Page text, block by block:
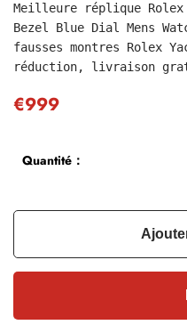
Meilleure réplique Rolex
Bezel Blue Dial Mens
fausses montres Rolex
réduction, livraison
€999
Quantité：